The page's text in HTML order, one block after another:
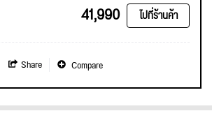
41,990 ไปที่ร้านค้า
Share Compare